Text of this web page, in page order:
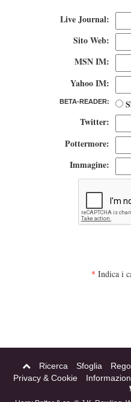
Live Journal:
Sito Web:
MSN IM:
Yahoo IM:
BETA-READER:
Twitter:
Pottermore:
Immagine:
* Indica i
Ricerca Sfoglia
Privacy & Cookie